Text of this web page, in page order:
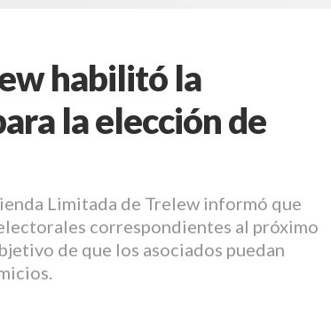
habilitó la
la elección de
Limitada de Trelew informó que
correspondientes al próximo
de que los asociados puedan